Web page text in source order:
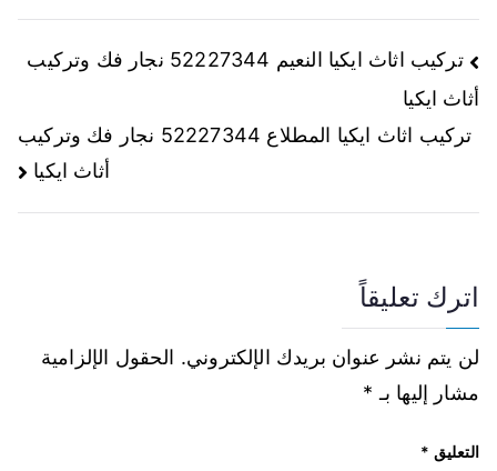
تركيب اثاث ايكيا النعيم 52227344 نجار فك وتركيب
أثاث ايكيا
تركيب اثاث ايكيا المطلاع 52227344 نجار فك وتركيب
أثاث ايكيا
اترك تعليقاً
لن يتم نشر عنوان بريدك الإلكتروني. الحقول الإلزامية
مشار إليها بـ *
التعليق *